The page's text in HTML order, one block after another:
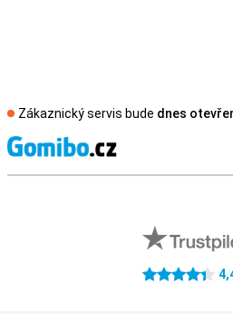
Zákaznický servis bude dnes
4.4 hvězdičky